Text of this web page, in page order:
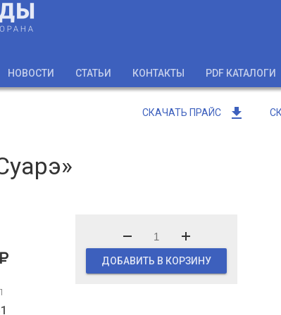
НОВОСТИ СТАТЬИ КОНТАКТЫ PDF КАТАЛОГИ
СКАЧАТЬ ПРАЙС get_app
ДОБАВИТЬ В КОРЗИНУ